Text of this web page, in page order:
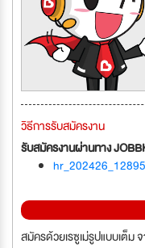
วิธีการรับสมัครงาน
รับสมัครงานผ่านทาง
สมัครด้วยเรซูเม่รูปแบบเต็ม